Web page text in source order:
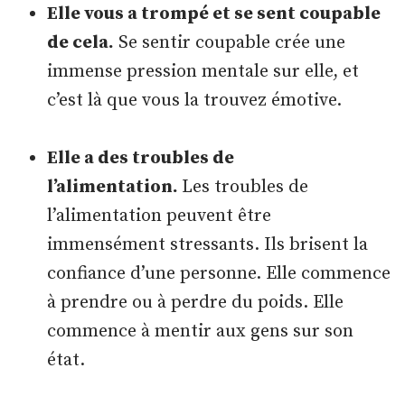
Elle vous a trompé et se sent coupable
de cela. Se sentir coupable crée une
immense pression mentale sur elle, et
c’est là que vous la trouvez émotive.
Elle a des troubles de
l’alimentation. Les troubles de
l’alimentation peuvent être
immensément stressants. Ils brisent la
confiance d’une personne. Elle commence
à prendre ou à perdre du poids. Elle
commence à mentir aux gens sur son
état.